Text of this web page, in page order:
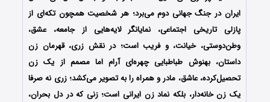
ایران در جنگ جهانی دوم می‌برد؛ هر شخصیت همچون تکه‌ای از
پازلی تاریخی اجتماعی، نمایانگر لایه‌هایی از جامعه، عشق،
وطن‌دوستی، خیانت، و فریب است؛ در نقش زری، قهرمان زن
داستان، بهنوش طباطبایی چهره‌ای آرام اما مصمم از یک زن
تحصیل‌کرده، عاشق، مادر و همراه را به تصویر می‌کشد؛ زری نه صرفا
یک زن خانه‌دار، بلکه نماد زن ایرانی است؛ زنی که در دل بحران،